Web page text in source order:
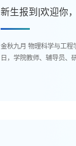
新生报到|欢迎你
金秋九月 物理科学与工程学院迎来了2023级研究生新生 9月4日 来自全国各地的新生 相继到“家”报到 正式加入这个充满生机与活力的大家庭 报到当
日，学院教师、辅导员、